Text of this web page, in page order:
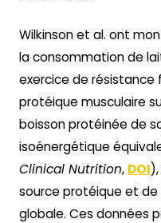
Wilkinson et al. ont
la consommation de
exercice de
protéique musculaire
boisson protéinée de
isoénergétique
Clinical Nutrition, DOI
source protéique et
globale. Ces données